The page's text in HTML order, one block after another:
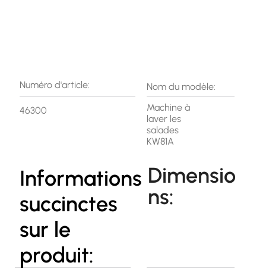
Numéro d'article:
46300
Informations
succinctes
sur le
produit:
Nom du modèle:
Machine à
laver les
salades
KW81A
Dimensio
ns: